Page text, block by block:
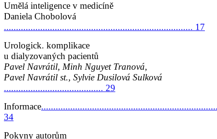
Umělá inteligence v medicíně
Daniela Chobolová
.............................................................................. 17
Urologick. komplikace
u dialyzovaných pacientů
Pavel Navrátil, Minh Nguyet Tranová,
Pavel Navrátil st., Sylvie Dusilová Sulková
......................................... 29
Informace
34
Pokyny autorům